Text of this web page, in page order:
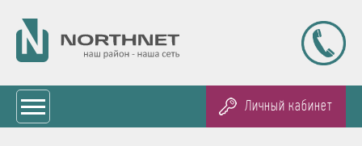
Личный кабинет